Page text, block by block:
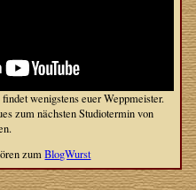
wenigstens euer Weppmeister.
zum nächsten Studiotermin von
zumBlogWurst